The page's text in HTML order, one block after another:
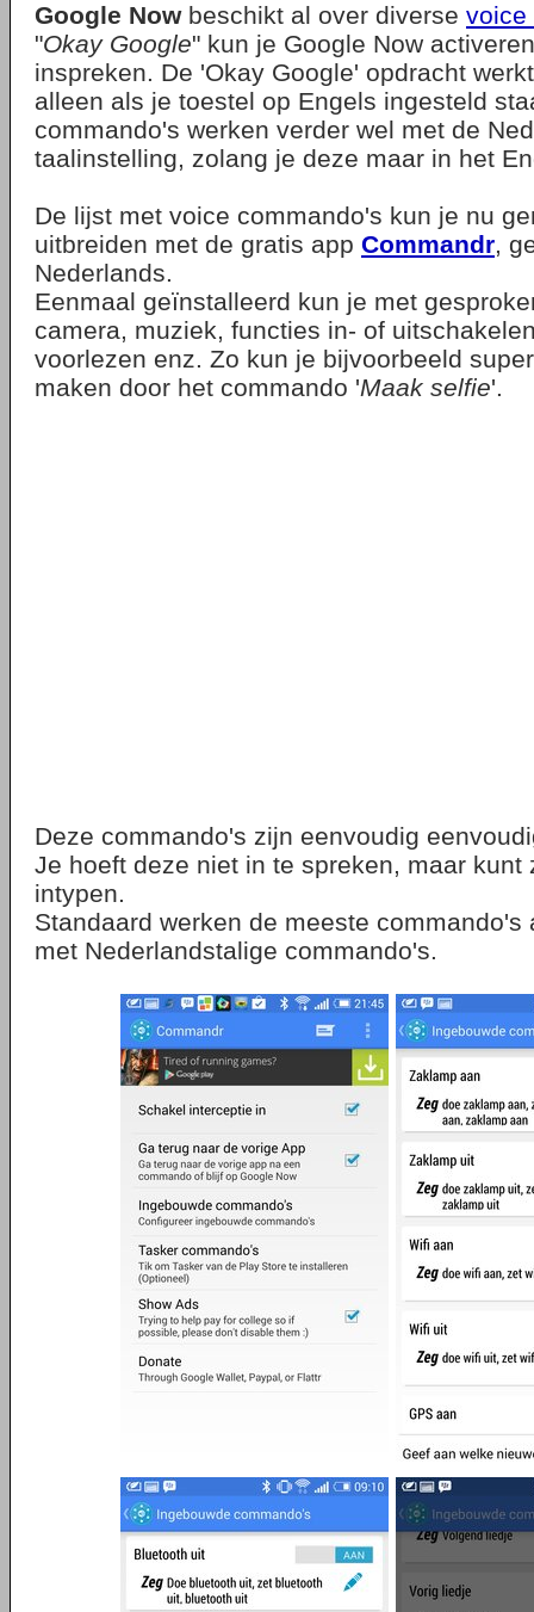
Google Nowbeschikt al over diverse voice
"Okay Google" kun je Google Now
inspreken. De 'Okay Google' opdracht
alleen als je toestel op Engels ingesteld
commando's werken verder wel met de
taalinstelling, zolang je deze maar in het
De lijst met voice commando's kun je nu
uitbreiden met de gratis app Commandr,
Nederlands.
Eenmaal geïnstalleerd kun je met
camera, muziek, functies in- of
voorlezen enz. Zo kun je bijvoorbeeld
maken door het commando 'Maak selfie'.
Deze commando's zijn eenvoudig
Je hoeft deze niet in te spreken, maar kunt
intypen.
Standaard werken de meeste commando's
met Nederlandstalige commando's.